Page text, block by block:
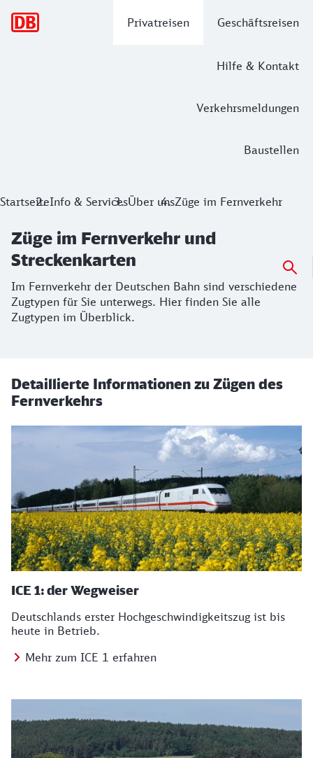
Privatreisen Geschäftsreisen
Hilfe & Kontakt
Verkehrsmeldungen
Baustellen
Züge im Fernverkehr und
StartseiteInfo & ServicesÜber unsZüge im Fernverkehr
Züge im Fernverkehr und
Streckenkarten
Im Fernverkehr der Deutschen Bahn sind verschiedene
Zugtypen für Sie unterwegs. Hier finden Sie alle
Zugtypen im Überblick.
Detaillierte Informationen zu Zügen des
Fernverkehrs
ICE 1: der Wegweiser
Deutschlands erster Hochgeschwindigkeitszug ist bis
heute in Betrieb.
Mehr zum ICE 1 erfahren